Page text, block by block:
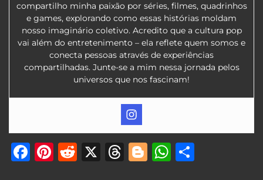
compartilho minha paixão por séries, filmes, quadrinhos
e games, explorando como essas histórias moldam
nosso imaginário coletivo. Acredito que a cultura pop
vai além do entretenimento – ela reflete quem somos e
conecta pessoas através de experiências
compartilhadas. Junte-se a mim nessa jornada pelos
universos que nos fascinam!
Facebook
Pinterest
Reddit
X Threads
Blogger